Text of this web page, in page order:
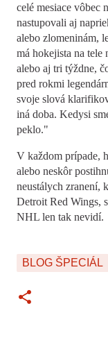
celé mesiace vôbec
nastupovali aj
alebo zlomeninám,
má hokejista na tele
alebo aj tri týždne,
pred rokmi
svoje slová
iná doba. Kedysi
peklo."
V každom prípade,
alebo neskôr
neustálych zranení,
Detroit Red Wings,
NHL len tak nevidí.
BLOG ŠPECIÁL